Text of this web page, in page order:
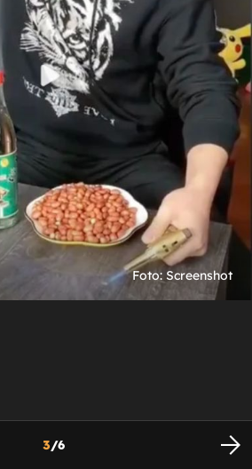
Foto: Screenshot
3/6